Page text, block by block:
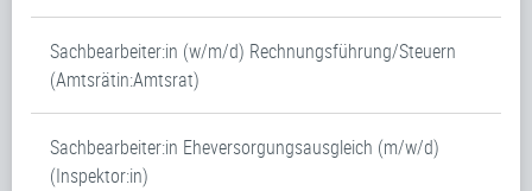
Sachbearbeiter:in (w/m/d) Rechnungsführung/Steuern
(Amtsrätin:Amtsrat)
Sachbearbeiter:in Eheversorgungsausgleich (m/w/d)
(Inspektor:in)